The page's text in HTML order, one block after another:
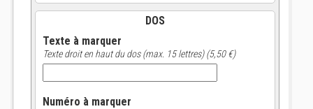
DOS
Texte à marquer
Texte droit en haut du dos (max. 15 lettres) (5,50 €)
Numéro à marquer